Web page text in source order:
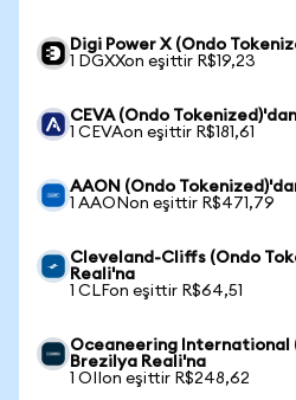
Digi Power X (Ondo
1 DGXXon eşittir R$19,23
CEVA (Ondo
1 CEVAon eşittir R$181,61
AAON (Ondo
1 AAONon eşittir R$471,79
Cleveland-Cliffs (Ondo
Reali'na
1 CLFon eşittir R$64,51
Oceaneering International
Brezilya Reali'na
1 OIIon eşittir R$248,62